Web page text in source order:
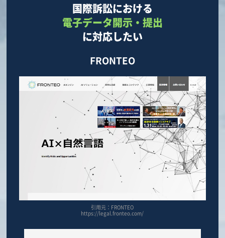
国際訴訟における
電子データ開示・提出
に対応したい
FRONTEO
引用元：FRONTEO
https://legal.fronteo.com/